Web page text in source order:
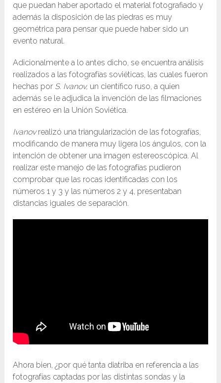
que puedan haber aportado el material fotografiado y
además la disposición de las piedras es muy
geométrica para pensar que puede haber sido un
evento natural.
Adicionalmente a lo antes dicho, se encuentra análisis
realizados a las fotografías soviéticas, las cuales fueron
hechas por S. Ivanov, un científico ruso, a quien
además se le adjudica la invención de las filmaciones
en estéreo en la Unión Soviética.
Ivanovrealizó una triangularización de las fotografías,
modificando de manera muy ligera los ángulos, con la
intención de obtener una imagen estereoscópica. Al
realizar este manejo de las fotografías pudieron
comprobar que las rocas identificadas con los
números 1 y 3 y las números 2 y 4, presentaban
distancias iguales de separación.
Ahora bien, ¿por qué tanta diatriba en referencia a las
fotografías captadas por las distintas sondas y la